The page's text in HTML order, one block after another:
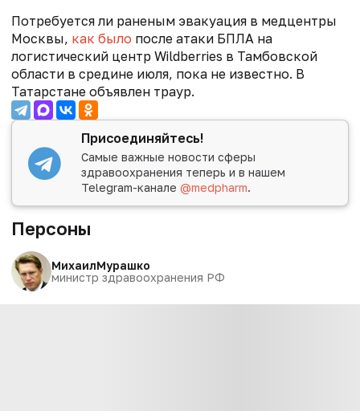
Потребуется ли раненым эвакуация в медцентры
Москвы, как было после атаки БПЛА на
логистический центр Wildberries в Тамбовской
области в средине июля, пока не известно. В
Татарстане объявлен траур.
Присоединяйтесь!
Самые важные новости сферы
здравоохранения теперь и в нашем
Telegram-канале@medpharm.
Персоны
МихаилМурашко
министр здравоохранения РФ